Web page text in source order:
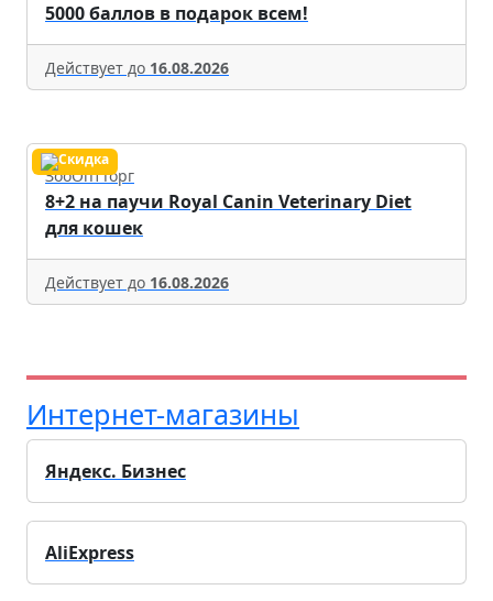
5000 баллов в подарок всем!
Действует до 16.08.2026
ЗооОптТорг
8+2 на паучи Royal Canin Veterinary Diet
для кошек
Действует до 16.08.2026
Интернет-магазины
Яндекс. Бизнес
AliExpress